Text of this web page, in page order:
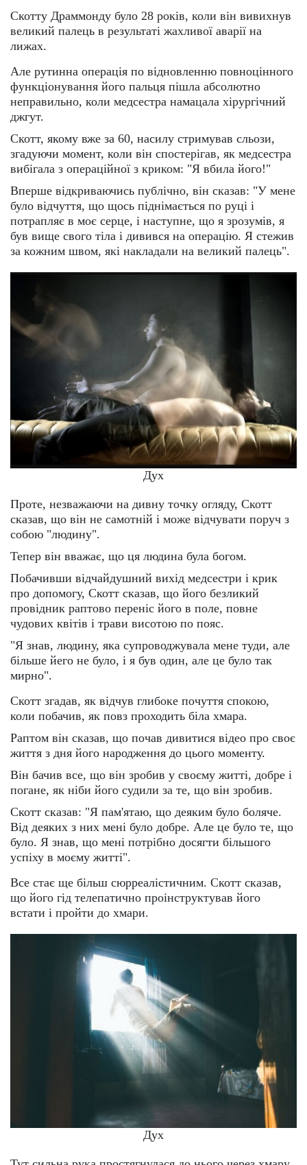
Скотту Драммонду було 28 років, коли він вивихнув
великий палець в результаті жахливої аварії на
лижах.
Але рутинна операція по відновленню повноцінного
функціонування його пальця пішла абсолютно
неправильно, коли медсестра намацала хірургічний
джгут.
Скотт, якому вже за 60, насилу стримував сльози,
згадуючи момент, коли він спостерігав, як медсестра
вибігала з операційної з криком: "Я вбила його!"
Вперше відкриваючись публічно, він сказав: "У мене
було відчуття, що щось піднімається по руці і
потрапляє в моє серце, і наступне, що я зрозумів, я
був вище свого тіла і дивився на операцію. Я стежив
за кожним швом, які накладали на великий палець".
Дух
Проте, незважаючи на дивну точку огляду, Скотт
сказав, що він не самотній і може відчувати поруч з
собою "людину".
Тепер він вважає, що ця людина була богом.
Побачивши відчайдушний вихід медсестри і крик
про допомогу, Скотт сказав, що його безликий
провідник раптово переніс його в поле, повне
чудових квітів і трави висотою по пояс.
"Я знав, людину, яка супроводжувала мене туди, але
більше йего не було, і я був один, але це було так
мирно".
Скотт згадав, як відчув глибоке почуття спокою,
коли побачив, як повз проходить біла хмара.
Раптом він сказав, що почав дивитися відео про своє
життя з дня його народження до цього моменту.
Він бачив все, що він зробив у своєму житті, добре і
погане, як ніби його судили за те, що він зробив.
Скотт сказав: "Я пам'ятаю, що деяким було боляче.
Від деяких з них мені було добре. Але це було те, що
було. Я знав, що мені потрібно досягти більшого
успіху в моєму житті".
Все стає ще більш сюрреалістичним. Скотт сказав,
що його гід телепатично проінструктував його
встати і пройти до хмари.
Дух